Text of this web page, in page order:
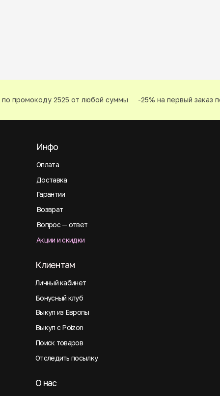
промокоду 2525 от любой суммы -25% на первый заказ
Оплата
Инфо
Доставка
Гарантии
Возврат
Вопрос — ответ
Акции и скидки
Личный кабинет
Клиентам
Бонусный клуб
Выкуп из Европы
Выкуп с Poizon
Поиск товаров
Отследить посылку
О нас